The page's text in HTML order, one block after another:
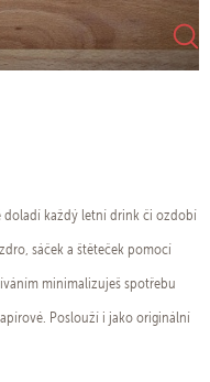
doladí každý letní drink či ozdobí
sáček a štěteček pomocí
minimalizuješ spotřebu
Poslouží i jako originální